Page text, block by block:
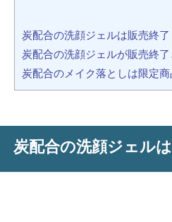
炭配合の洗顔ジェルは販売終
炭配合の洗顔ジェルが販売終
炭配合のメイク落としは限定
炭配合の洗顔ジェル